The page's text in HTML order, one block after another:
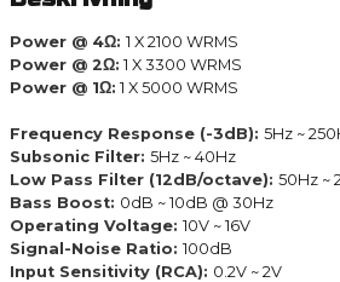
Power @ 4Ω: 1 X 2100 WRMS
Power @ 2Ω: 1 X 3300 WRMS
Power @ 1Ω: 1 X 5000 WRMS
Frequency Response (-3dB): 5Hz ~
Subsonic Filter: 5Hz ~ 40Hz
Low Pass Filter (12dB/octave): 50Hz ~
Bass Boost: 0dB ~ 10dB @ 30Hz
Operating Voltage: 10V ~ 16V
Signal-Noise Ratio: 100dB
Input Sensitivity (RCA): 0.2V ~ 2V